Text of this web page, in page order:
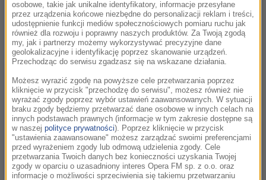
Oto, co przygotowaliśmy dla Was na
tegoroczne wakacje!
osobowe, takie jak unikalne identyfikatory, informacje przesyłane
przez urządzenia końcowe niezbędne do personalizacji reklam i treści,
udostępnienie funkcji mediów społecznościowych pomiaru ruchu jak
również dla rozwoju i poprawny naszych produktów. Za Twoją zgodą
my, jak i partnerzy możemy wykorzystywać precyzyjne dane
geolokalizacyjne i identyfikację poprzez skanowanie urządzeń.
Przechodząc do serwisu zgadzasz się na wskazane działania.
Możesz wyrazić zgodę na powyższe cele przetwarzania poprzez
kliknięcie w przycisk "przechodzę do serwisu", możesz również nie
wyrażać zgody poprzez wybór ustawień zaawansowanych. W sytuacji
braku zgody będziemy przetwarzać dane osobowe w innych celach na
innych podstawach prawnych (informacje w tym zakresie dostępne są
w naszej polityce prywatności). Poprzez kliknięcie w przycisk
"ustawienia zaawansowane" możesz zarządzać swoimi preferencjami
przed wyrażeniem zgody lub odmową udzielenia zgody. Cele
przetwarzania Twoich danych bez konieczności uzyskania Twojej
zgody w oparciu o uzasadniony interes Opera FM sp. z o.o. oraz
informacje o możliwości sprzeciwienia się takiemu przetwarzaniu